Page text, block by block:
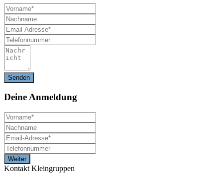
DeineAnmeldung
Kontakt Kleingruppen